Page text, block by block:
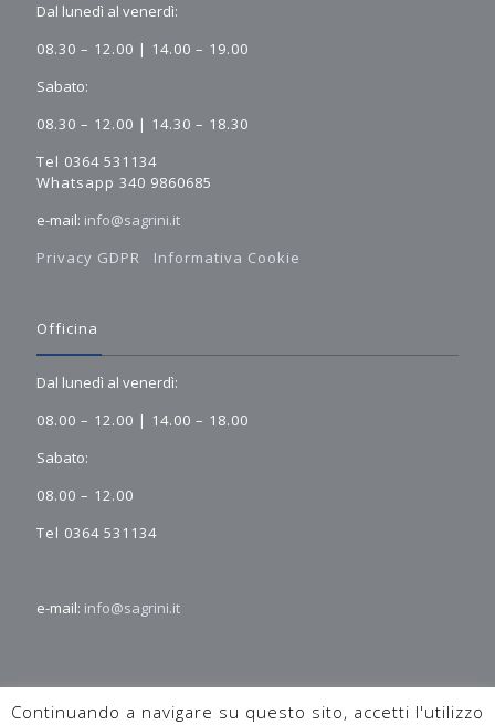
Dal lunedì al venerdì:
08.30 – 12.00 | 14.00 – 19.00
Sabato:
08.30 – 12.00 | 14.30 – 18.30
Tel 0364 531134
Whatsapp 340 9860685
e-mail: info@sagrini.it
Privacy GDPR
Informativa Cookie
Officina
Dal lunedì al venerdì:
08.00 – 12.00 | 14.00 – 18.00
Sabato:
08.00 – 12.00
Tel 0364 531134
e-mail: info@sagrini.it
Continuando a navigare su questo sito, accetti l'utilizzo